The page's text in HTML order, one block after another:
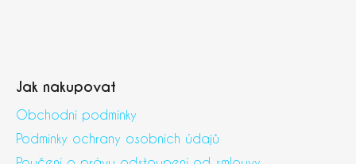
Jak nakupovat
Obchodní podmínky
Podmínky ochrany osobních údajů